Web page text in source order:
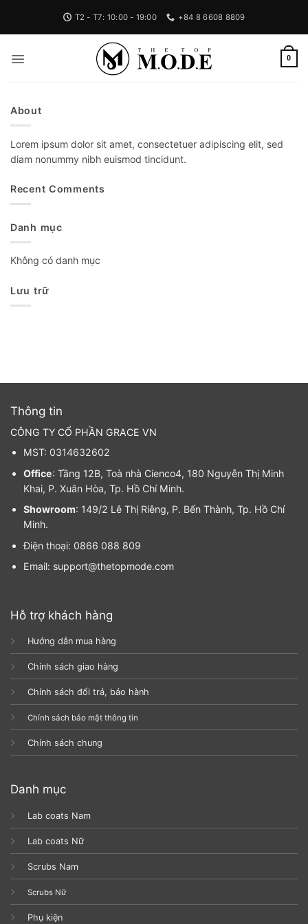
nội
T2 - T7: 10:00 - 19:00 +84 8 6608 8809
0
About
Lorem ipsum dolor sit amet, consectetuer adipiscing elit, sed
diam nonummy nibh euismod tincidunt.
Recent Comments
Danh mục
Không có danh mục
Lưu trữ
Thông tin
CÔNG TY CỔ PHẦN GRACE VN
MST: 0314632602
Office: Tầng 12B, Toà nhà Cienco4, 180 Nguyễn Thị Minh
Khai, P. Xuân Hòa, Tp. Hồ Chí Minh.
Showroom: 149/2 Lê Thị Riêng, P. Bến Thành, Tp. Hồ Chí
Minh.
Điện thoại: 0866 088 809
Email: support@thetopmode.com
Hỗ trợ khách hàng
Hướng dẫn mua hàng
Chính sách giao hàng
Chính sách đổi trả, bảo hành
Chính sách bảo mật thông tin
Chính sách chung
Danh mục
Lab coats Nam
Lab coats Nữ
Scrubs Nam
Scrubs Nữ
Phụ kiện